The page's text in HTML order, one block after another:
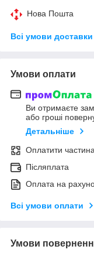
Нова Пошта
Всі умови доставки
Умови оплати
Ви отримаєте
або гроші
Детальніше
Оплатити
Післяплата
Оплата на
Всі умови оплати
Умови